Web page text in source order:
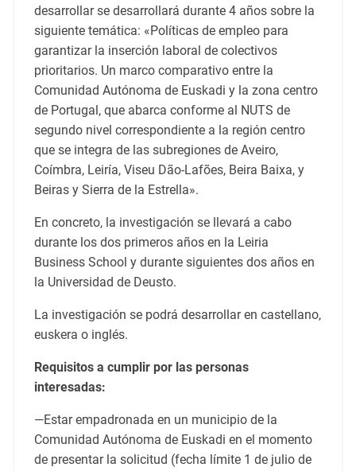
desarrollar se desarrollará durante 4 años sobre la
siguiente temática: «Políticas de empleo para
garantizar la inserción laboral de colectivos
prioritarios. Un marco comparativo entre la
Comunidad Autónoma de Euskadi y la zona centro
de Portugal, que abarca conforme al NUTS de
segundo nivel correspondiente a la región centro
que se integra de las subregiones de Aveiro,
Coímbra, Leiría, Viseu Dão-Lafões, Beira Baixa, y
Beiras y Sierra de la Estrella».
En concreto, la investigación se llevará a cabo
durante los dos primeros años en la Leiria
Business School y durante siguientes dos años en
la Universidad de Deusto.
La investigación se podrá desarrollar en castellano,
euskera o inglés.
Requisitos a cumplir por las personas
interesadas:
—Estar empadronada en un municipio de la
Comunidad Autónoma de Euskadi en el momento
de presentar la solicitud (fecha límite 1 de julio de